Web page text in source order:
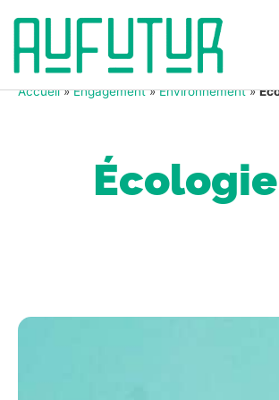
Accueil»Engagement»Environnement»